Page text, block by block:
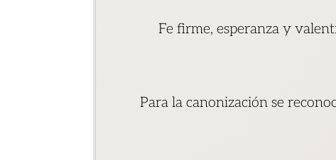
Fe firme, esperanza y
Para la canonización se